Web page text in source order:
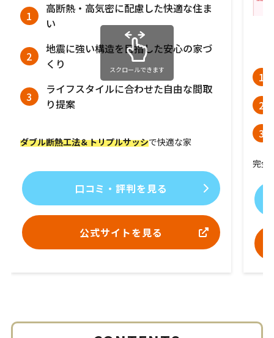
高断熱・高気密に配慮した快適な住ま
い
地震に強い構造を目指した安心の家づ
くり
ライフスタイルに合わせた自由な間取
り提案
ダブル断熱工法＆トリプルサッシで快適な家
口コミ・評判を見る
公式サイトを見る
完全
スクロールできます